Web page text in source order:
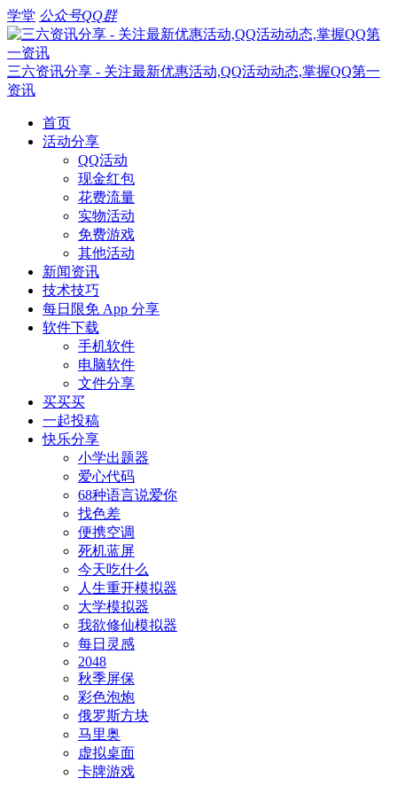
学堂 公众号QQ群
三六资讯分享 - 关注最新优惠活动,QQ活动动态,掌握QQ第一
资讯
首页
活动分享
QQ活动
现金红包
花费流量
实物活动
免费游戏
其他活动
新闻资讯
技术技巧
每日限免 App 分享
软件下载
手机软件
电脑软件
文件分享
买买买
一起投稿
快乐分享
小学出题器
爱心代码
68种语言说爱你
找色差
便携空调
死机蓝屏
今天吃什么
人生重开模拟器
大学模拟器
我欲修仙模拟器
每日灵感
2048
秋季屏保
彩色泡炮
俄罗斯方块
马里奥
虚拟桌面
卡牌游戏